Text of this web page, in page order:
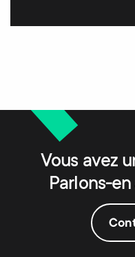
Vous avez
Parlons-